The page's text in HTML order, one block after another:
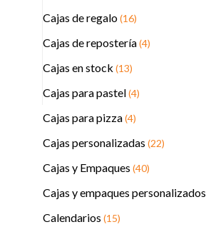
Cajas de regalo(16)
Cajas de repostería(4)
Cajas en stock (13)
Cajas para pastel(4)
Cajas para pizza(4)
Cajas personalizadas (22)
Cajas y Empaques (40)
Cajas y empaques personalizados
Calendarios (15)